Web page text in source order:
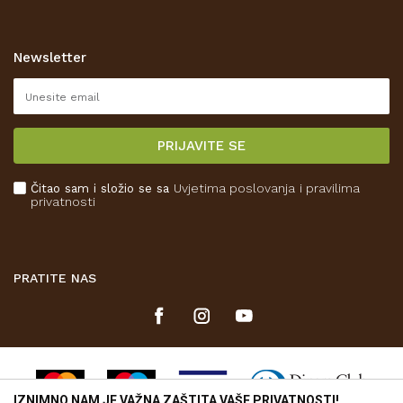
Korištenje kolačića
Reklamacije
Isporuka
Kako kupiti
Newsletter
PRIJAVITE SE
Čitao sam i složio se sa Uvjetima poslovanja i pravilima
privatnosti
PRATITE NAS